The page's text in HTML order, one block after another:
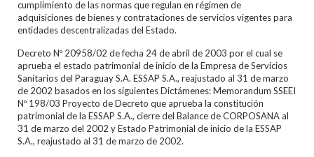
cumplimiento de las normas que regulan en régimen de
adquisiciones de bienes y contrataciones de servicios vigentes para
entidades descentralizadas del Estado.
Decreto Nº 20958/02 de fecha 24 de abril de 2003 por el cual se
aprueba el estado patrimonial de inicio de la Empresa de Servicios
Sanitarios del Paraguay S.A. ESSAP S.A., reajustado al 31 de marzo
de 2002 basados en los siguientes Dictámenes: Memorandum SSEEI
Nº 198/03 Proyecto de Decreto que aprueba la constitución
patrimonial de la ESSAP S.A., cierre del Balance de CORPOSANA al
31 de marzo del 2002 y Estado Patrimonial de inicio de la ESSAP
S.A., reajustado al 31 de marzo de 2002.